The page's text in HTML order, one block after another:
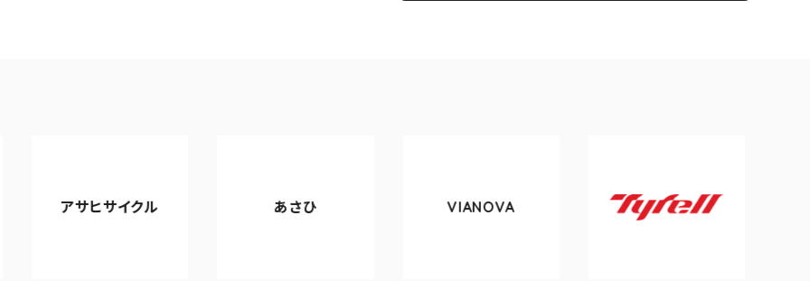
アサヒサイクル あさひ VIANOVA
Tyrell